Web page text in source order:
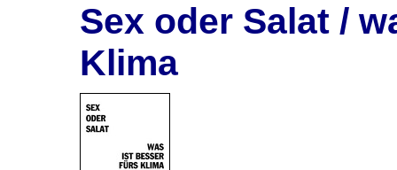
Sex oder Salat /
Klima